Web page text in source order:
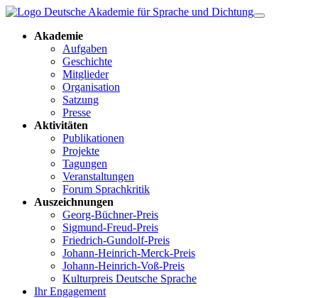
Akademie
Aufgaben
Geschichte
Mitglieder
Organisation
Satzung
Presse
Aktivitäten
Publikationen
Projekte
Tagungen
Veranstaltungen
Forum Sprachkritik
Auszeichnungen
Georg-Büchner-Preis
Sigmund-Freud-Preis
Friedrich-Gundolf-Preis
Johann-Heinrich-Merck-Preis
Johann-Heinrich-Voß-Preis
Kulturpreis Deutsche Sprache
Ihr Engagement